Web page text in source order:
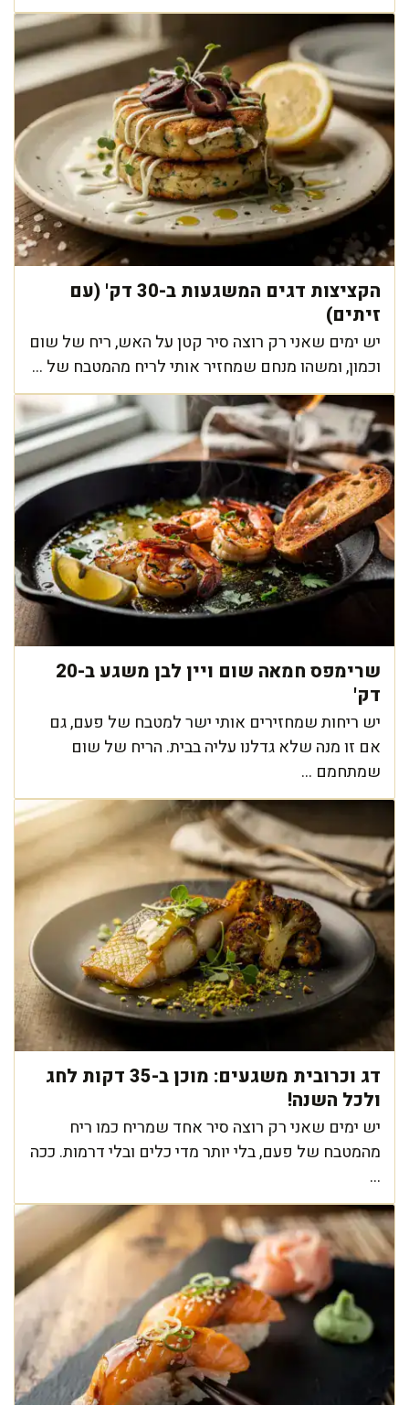
הקציצות דגים המשגעות ב-30 דק' (עם
זיתים)
יש ימים שאני רק רוצה סיר קטן על האש, ריח של שום
וכמון, ומשהו מנחם שמחזיר אותי לריח מהמטבח של ...
שרימפס חמאה שום ויין לבן משגע ב-20
דק'
יש ריחות שמחזירים אותי ישר למטבח של פעם, גם
אם זו מנה שלא גדלנו עליה בבית. הריח של שום
שמתחמם ...
דג וכרובית משגעים: מוכן ב-35 דקות לחג
ולכל השנה!
יש ימים שאני רק רוצה סיר אחד שמריח כמו ריח
מהמטבח של פעם, בלי יותר מדי כלים ובלי דרמות. ככה
...